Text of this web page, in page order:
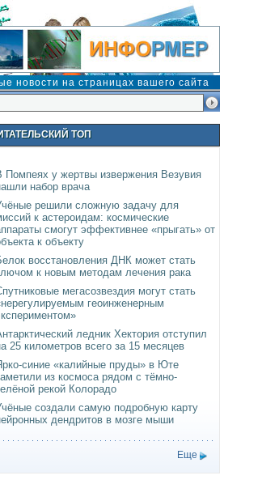
новости на страницах вашего сайта
ТОП
Помпеях у жертвы извержения Везувия
набор врача
решили сложную задачу для
к астероидам: космические
смогут эффективнее «прыгать» от
к объекту
восстановления ДНК может стать
к новым методам лечения рака
мегасозвездия могут стать
геоинженерным
ледник Хектория отступил
25 километров всего за 15 месяцев
синие «калийные пруды» в Юте
из космоса рядом с тёмно-
рекой Колорадо
создали самую подробную карту
дендритов в мозге мыши
Еще